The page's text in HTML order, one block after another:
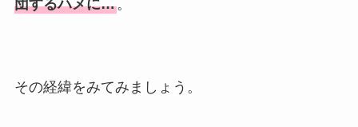
団するハメに…。
その経緯をみてみましょう。